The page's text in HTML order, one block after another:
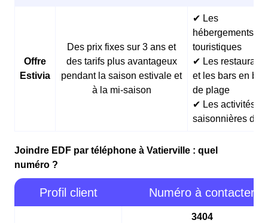
Offre
Estivia
Des prix fixes sur 3 ans et
des tarifs plus avantageux
pendant la saison estivale et
à la mi-saison
✔ Les
hébergements
touristiques
✔ Les restaurants
et les bars en
de plage
✔ Les activités
saisonnières
Joindre EDF par téléphone à Vatierville : quel
numéro ?
Profil client Numéro à contacter
3404